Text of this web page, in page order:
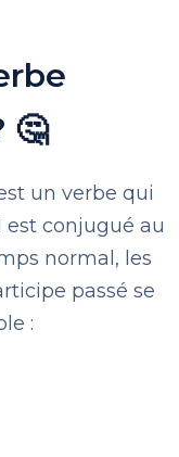
🤔
un verbe qui
est conjugué au
normal, les
passé se
: